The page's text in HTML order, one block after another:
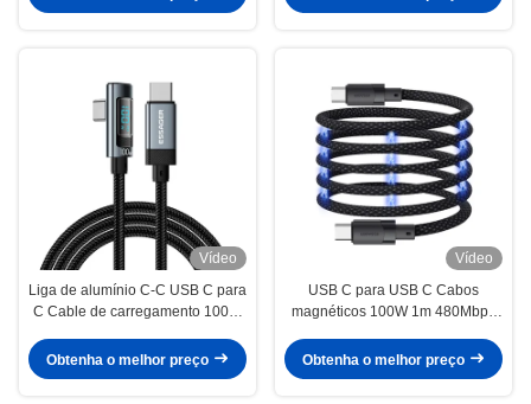
Vídeo
Liga de alumínio C-C USB C para
C Cable de carregamento 100W
Obtenha o melhor preço
Vídeo
USB C para USB C Cabos
magnéticos 100W 1m 480Mbps
Obtenha o melhor preço